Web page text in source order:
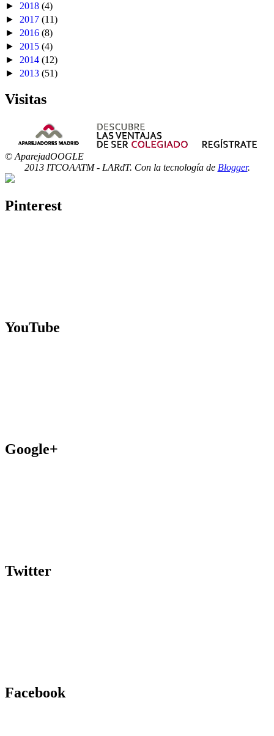
► 2018 (4)
► 2017 (11)
►
2016 (8)
► 2015 (4)
► 2014 (12)
► 2013 (51)
Visitas
© AparejadOOGLE
2013 ITCOAATM - LARdT. Con la tecnología de Blogger.
Pinterest
YouTube
Google+
Twitter
Facebook